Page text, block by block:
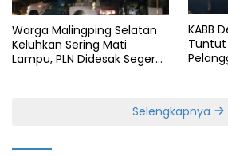
Warga Malingping Selatan
Keluhkan Sering Mati
Lampu, PLN Didesak Segera
KABB
Tuntut
Selengkapnya